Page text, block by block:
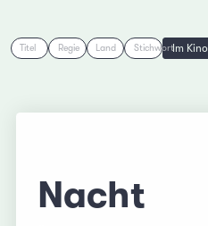
Titel Regie Land StichwortIm Kino
Nacht